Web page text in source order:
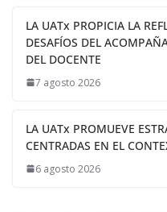
LA UATx PROPICIA LA
DESAFÍOS DEL
DEL DOCENTE
7 agosto 2026
LA UATx PROMUEVE
CENTRADAS EN EL
6 agosto 2026